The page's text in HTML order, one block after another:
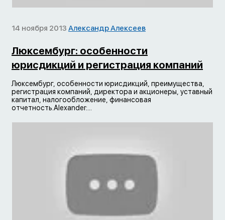
14 ноября 2013 Александр Алексеев
Люксембург: особенности
юрисдикций и регистрация компаний
Люксембург, особенности юрисдикций, преимущества,
регистрация компаний, директора и акционеры, уставный
капитал, налогообложение, финансовая
отчетность.Alexander:...